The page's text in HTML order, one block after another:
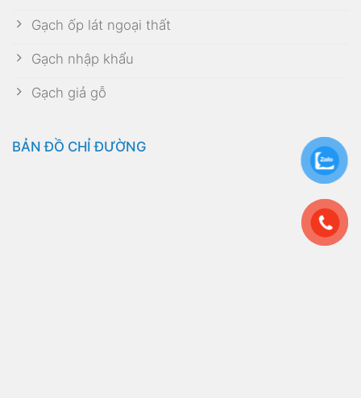
Gạch ốp lát ngoại thất
Gạch nhập khẩu
Gạch giả gỗ
BẢN ĐỒ CHỈ ĐƯỜNG